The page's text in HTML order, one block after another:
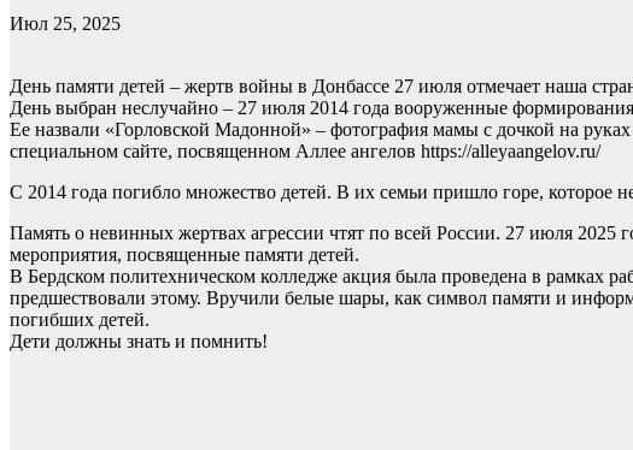
Июл 25, 2025
День памяти детей – жертв войны в Донбассе 27 июля отмечает наша
День выбран неслучайно – 27 июля 2014 года вооруженные
Ее назвали «Горловской Мадонной» – фотография мамы с дочкой на
специальном сайте, посвященном Аллее ангелов https://alleyaangelov.ru/
С 2014 года погибло множество детей. В их семьи пришло горе, которое
Память о невинных жертвах агрессии чтят по всей России. 27 июля 2025
мероприятия, посвященные памяти детей.
В Бердском политехническом колледже акция была проведена в рамках
предшествовали этому. Вручили белые шары, как символ памяти и
погибших детей.
Дети должны знать и помнить!